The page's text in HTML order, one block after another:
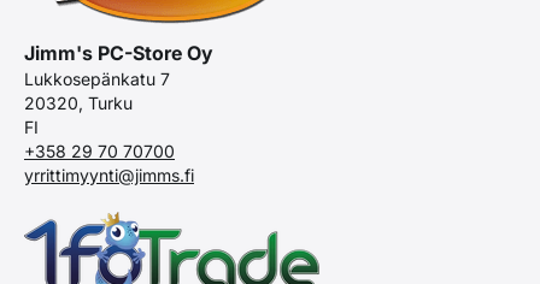
Jimm's PC-Store Oy
Lukkosepänkatu 7
20320, Turku
FI
+358 29 70 70700
yrrittimyynti@jimms.fi